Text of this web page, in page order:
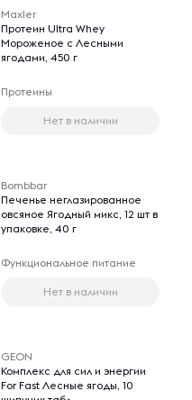
Maxler
Протеин Ultra Whey
Мороженое с Лесными
ягодами, 450 г
Протеины
Нет в наличии
Bombbar
Печенье неглазированное
овсяное Ягодный микс, 12 шт в
упаковке, 40 г
Функциональное питание
Нет в наличии
GEON
Комплекс для сил и энергии
For Fast Лесные ягоды, 10